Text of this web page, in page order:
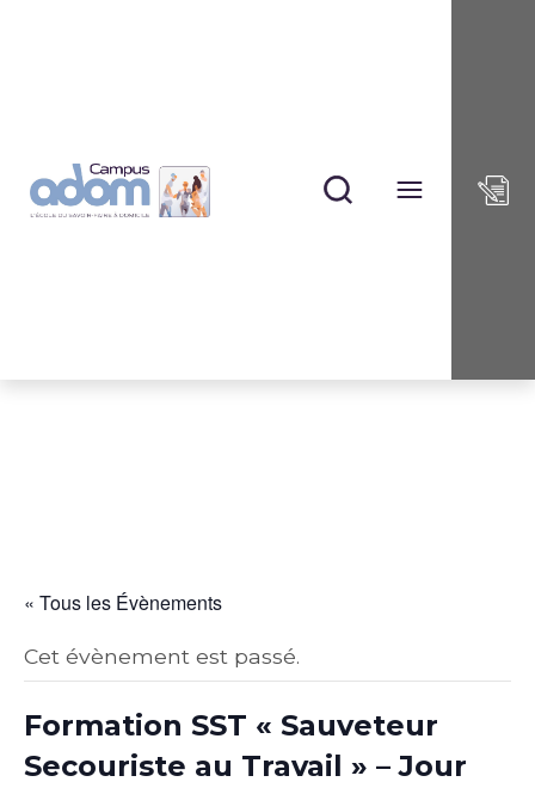
« Tous les Évènements
Cet évènement est passé.
Formation SST « Sauveteur
Secouriste au Travail » – Jour